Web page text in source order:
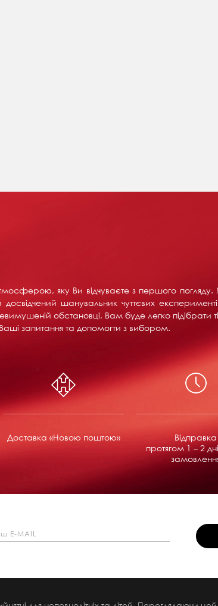
яку Ви відчуваєте з першого
шанувальник чуттєвих
обстановці, Вам буде легко підібрати
запитання та допомогти з вибором.
Доставка «Новою поштою»
Відправка
протягом 1 – 2